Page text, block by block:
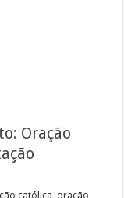
Oração
católica, oração